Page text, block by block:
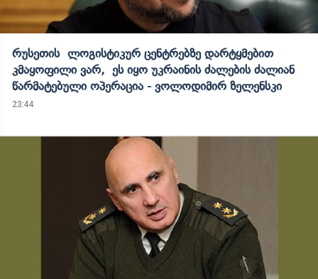
რუსეთის ლოგისტიკურ ცენტრებზე დარტყმებით
კმაყოფილი ვარ, ეს იყო უკრაინის ძალების ძალიან
წარმატებული ოპერაცია - ვოლოდიმირ ზელენსკი
23:44